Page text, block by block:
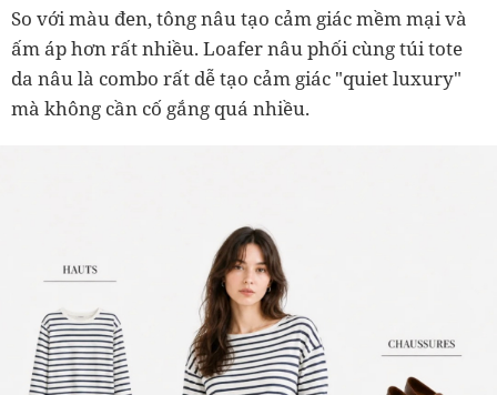
So với màu đen, tông nâu tạo cảm giác mềm mại và
ấm áp hơn rất nhiều. Loafer nâu phối cùng túi tote
da nâu là combo rất dễ tạo cảm giác "quiet luxury"
mà không cần cố gắng quá nhiều.